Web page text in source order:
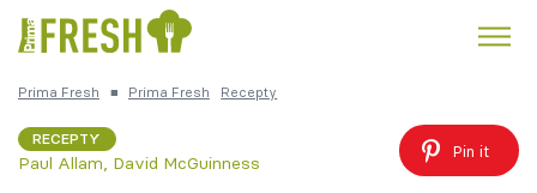
Česká kuchyně Čokoláda
Prima Fresh ■ Prima Fresh Recepty
RECEPTY
Paul Allam, David McGuinness
Pin it